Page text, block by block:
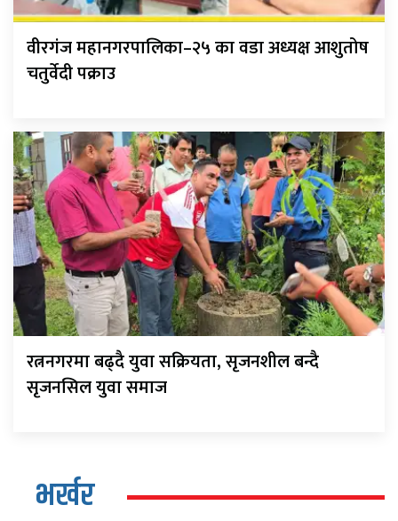
वीरगंज महानगरपालिका–२५ का वडा अध्यक्ष आशुतोष
चतुर्वेदी पक्राउ
रत्ननगरमा बढ्दै युवा सक्रियता, सृजनशील बन्दै
सृजनसिल युवा समाज
भर्खर